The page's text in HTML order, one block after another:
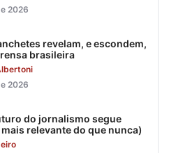
2026
revelam, e escondem,
brasileira
2026
do jornalismo segue
relevante do que nunca)